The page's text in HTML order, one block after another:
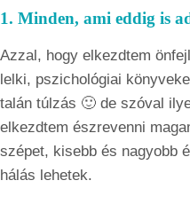
1. Minden, ami eddig is
Azzal, hogy elkezdtem
lelki, pszichológiai
talán túlzás 🙂 de szóval
elkezdtem észrevenni
szépet, kisebb és nagyobb
hálás lehetek.